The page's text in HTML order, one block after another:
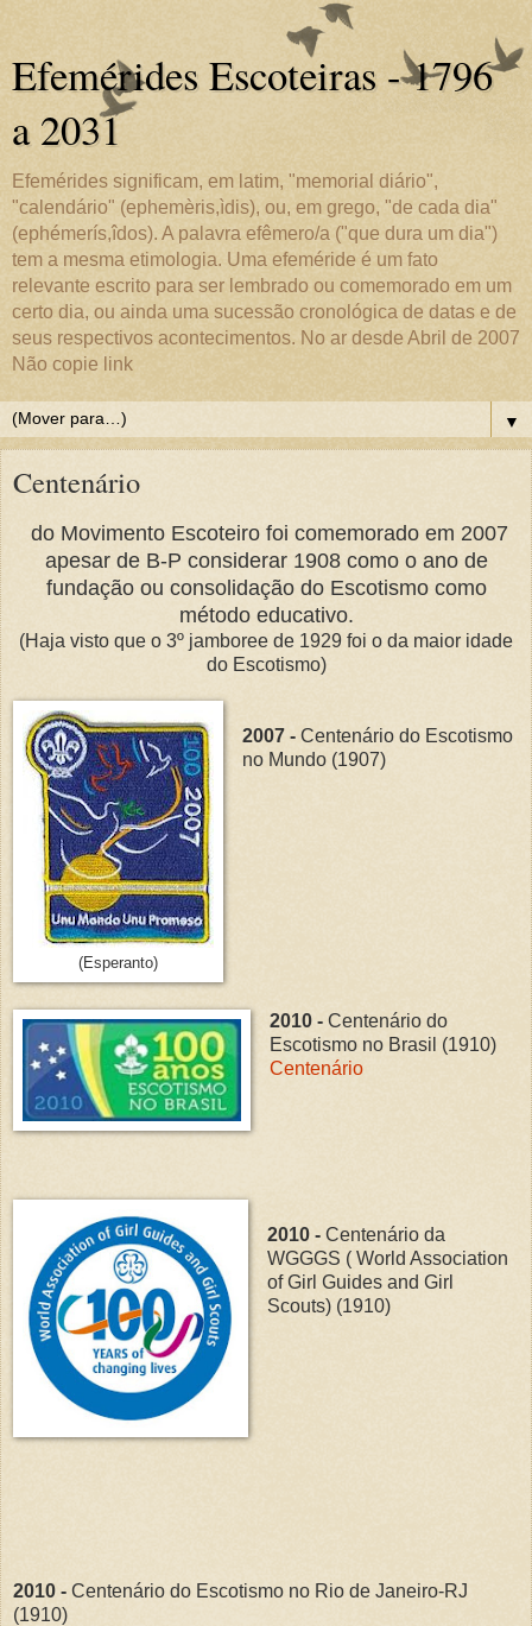
Efemérides Escoteiras - 1796
a 2031
Efemérides significam, em latim, "memorial diário",
"calendário" (ephemèris,ìdis), ou, em grego, "de cada dia"
(ephémerís,îdos). A palavra efêmero/a ("que dura um dia")
tem a mesma etimologia. Uma efeméride é um fato
relevante escrito para ser lembrado ou comemorado em um
certo dia, ou ainda uma sucessão cronológica de datas e de
seus respectivos acontecimentos. No ar desde Abril de 2007
Não copie link
▼
Centenário
do Movimento Escoteiro foi comemorado em 2007
apesar de B-P considerar 1908 como o ano de
fundação ou consolidação do Escotismo como
método educativo.
(Haja visto que o 3º jamboree de 1929 foi o da maior idade
do Escotismo)
(Esperanto)
2007 -Centenário do Escotismo
no Mundo (1907)
2010 -Centenário do
Escotismo no Brasil (1910)
Centenário
2010 -Centenário da
WGGGS ( World Association
of Girl Guides and Girl
Scouts) (1910)
2010 - Centenário do Escotismo no Rio de Janeiro-RJ
(1910)